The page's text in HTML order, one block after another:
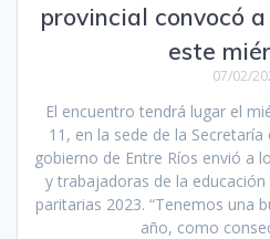
provincial convocó
este
07/02/
El encuentro tendrá lugar el
11, en la sede de la
gobierno de Entre Ríos envió a
y trabajadoras de la
paritarias 2023. “Tenemos una
año, como